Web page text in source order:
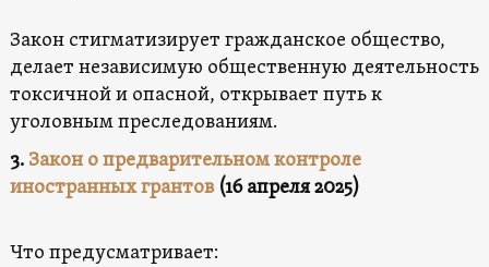
Закон стигматизирует гражданское общество,
делает независимую общественную деятельность
токсичной и опасной, открывает путь к
уголовным преследованиям.
3. Закон о предварительном контроле
иностранных грантов(16 апреля 2025)
Что предусматривает: